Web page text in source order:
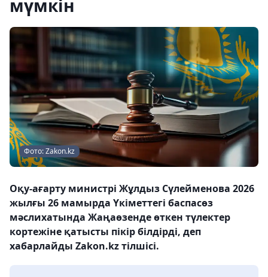
мүмкін
Фото: Zakon.kz
Оқу-ағарту министрі Жұлдыз Сүлейменова 2026
жылғы 26 мамырда Үкіметтегі баспасөз
мәслихатында Жаңаөзенде өткен түлектер
кортежіне қатысты пікір білдірді, деп
хабарлайды Zakon.kz тілшісі.